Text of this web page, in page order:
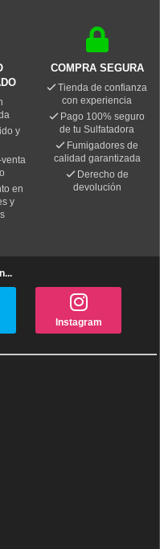
y
en
y
COMPRA SEGURA
Tienda de confianza
con experiencia
Pago 100% seguro
de tu Sulfatadora
Fumigadores de
calidad garantizada
Derecho de
devolución
Instagram